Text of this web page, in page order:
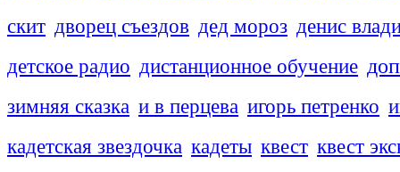
скит дворец съездов дед мороз денис
детское радио дистанционное обучение
зимняя сказка и в перцева игорь петренко
кадетская звездочка кадеты квест квест